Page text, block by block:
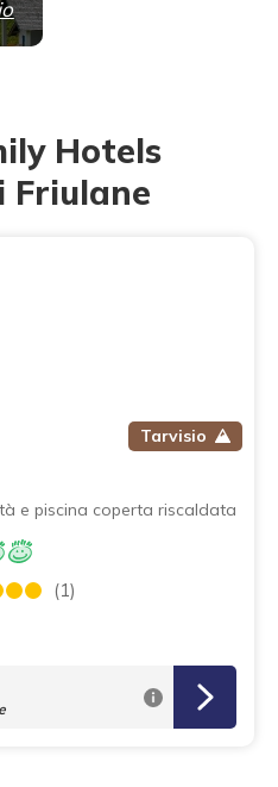
Hotels
Friulane
Tarvisio
e piscina coperta riscaldata
(1)